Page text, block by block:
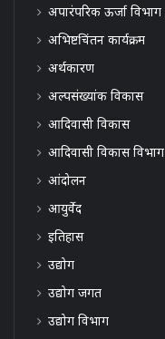
अपारंपरिक ऊर्जा विभाग
अभिष्टचिंतन कार्यक्रम
अर्थकारण
अल्पसंख्यांक विकास
आदिवासी विकास
आदिवासी विकास विभाग
आंदोलन
आयुर्वेद
इतिहास
उद्योग
उद्योग जगत
उद्योग विभाग